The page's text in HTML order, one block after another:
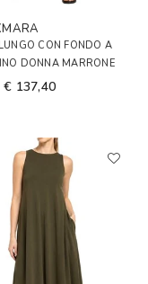
CON FONDO A
DONNA MARRONE
€ 137,40